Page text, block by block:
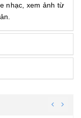
nhạc, xem ảnh từ